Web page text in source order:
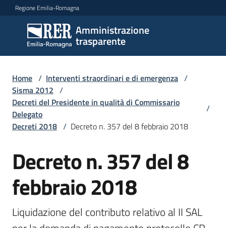
Vai al contenuto
Vai alla navigazione
Vai al footer
Regione Emilia-Romagna
Amministrazione
trasparente
Amministrazione
trasparente
Sottosezioni
Accesso
Home / Interventi straordinari e di emergenza /
Sisma 2012 /
Decreti del Presidente in qualità di Commissario
Delegato
/
Decreti 2018 / Decreto n. 357 del 8 febbraio 2018
Decreto n. 357 del 8
febbraio 2018
Liquidazione del contributo relativo al II SAL